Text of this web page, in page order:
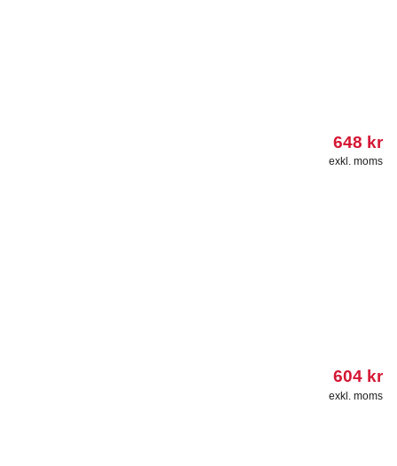
648 kr
exkl. moms
604 kr
exkl. moms